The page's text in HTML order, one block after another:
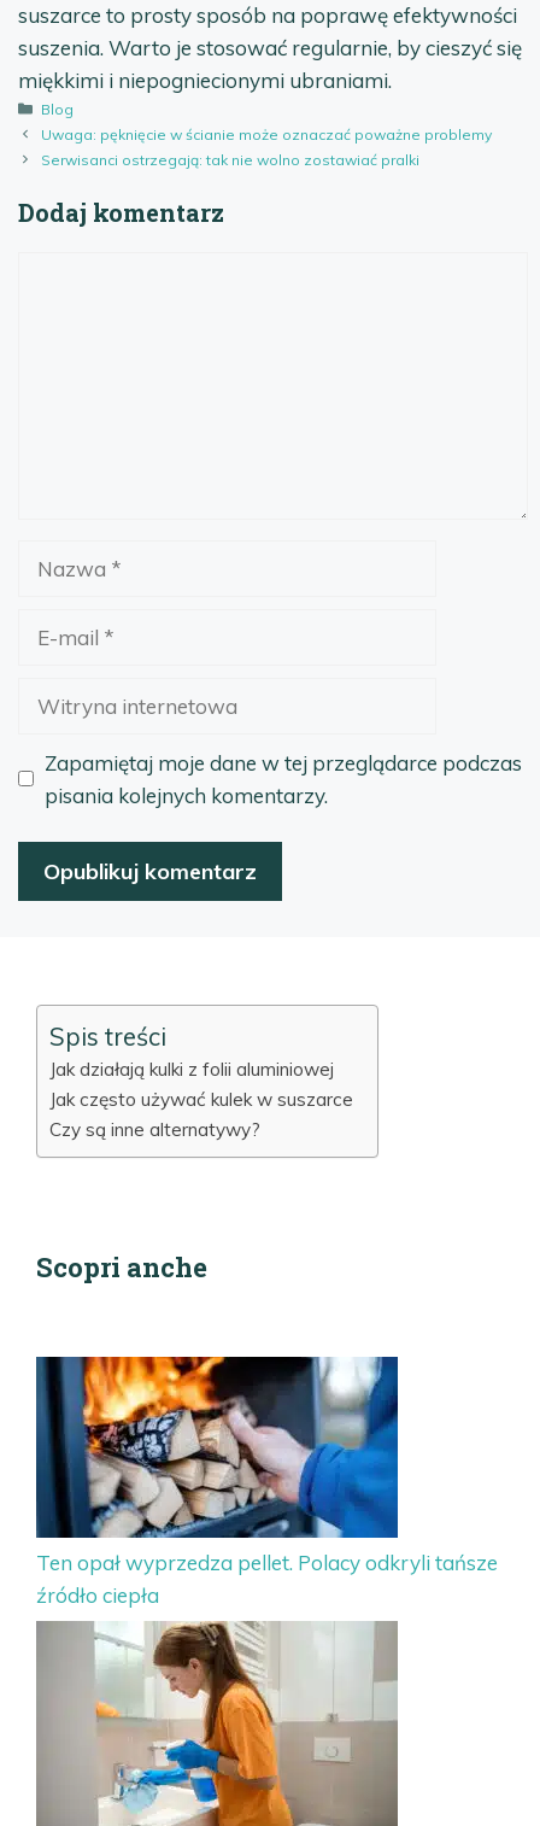
suszarce to prosty sposób na poprawę efektywności
suszenia. Warto je stosować regularnie, by cieszyć się
miękkimi i niepogniecionymi ubraniami.
Kategorie
Blog
Uwaga: pęknięcie w ścianie może oznaczać poważne problemy
Serwisanci ostrzegają: tak nie wolno zostawiać pralki
Dodaj komentarz
internetowa
Zapamiętaj moje dane w tej przeglądarce podczas
pisania kolejnych komentarzy.
Spis treści
Jak działają kulki z folii aluminiowej
Jak często używać kulek w suszarce
Czy są inne alternatywy?
Scopri anche
Ten opał wyprzedza pellet. Polacy odkryli tańsze
źródło ciepła